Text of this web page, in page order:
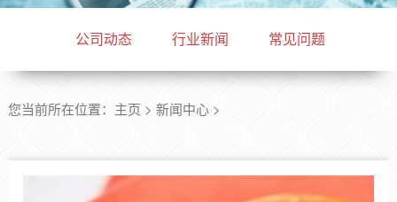
公司动态 行业新闻 常见问题
您当前所在位置： 主页 > 新闻中心>